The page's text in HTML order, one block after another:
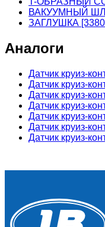
ВАКУУМНЫЙ
ЗАГЛУШКА
Аналоги
Датчик круиз-
Датчик круиз-
Датчик круиз-
Датчик круиз-
Датчик круиз-
Датчик круиз-
Датчик круиз-